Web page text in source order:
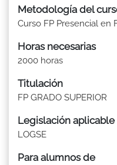
Metodología del
Curso FP Presencial en
Horas necesarias
2000 horas
Titulación
FP GRADO SUPERIOR
Legislación aplicable
LOGSE
Para alumnos de